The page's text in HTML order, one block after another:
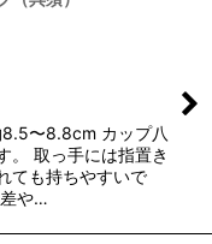
〜8.8cm カップ八
。 取っ手には指置き
ても持ちやすいで
や…